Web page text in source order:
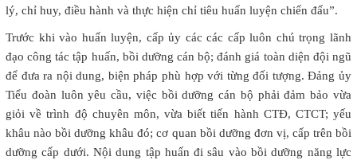
lý, chỉ huy, điều hành và thực hiện chỉ tiêu huấn luyện chiến đấu”.
Trước khi vào huấn luyện, cấp ủy các các cấp luôn chú trọng lãnh
đạo công tác tập huấn, bồi dưỡng cán bộ; đánh giá toàn diện đội ngũ
để đưa ra nội dung, biện pháp phù hợp với từng đối tượng. Đảng ủy
Tiểu đoàn luôn yêu cầu, việc bồi dưỡng cán bộ phải đảm bảo vừa
giỏi về trình độ chuyên môn, vừa biết tiến hành CTĐ, CTCT; yếu
khâu nào bồi dưỡng khâu đó; cơ quan bồi dưỡng đơn vị, cấp trên bồi
dưỡng cấp dưới. Nội dung tập huấn đi sâu vào bồi dưỡng năng lực